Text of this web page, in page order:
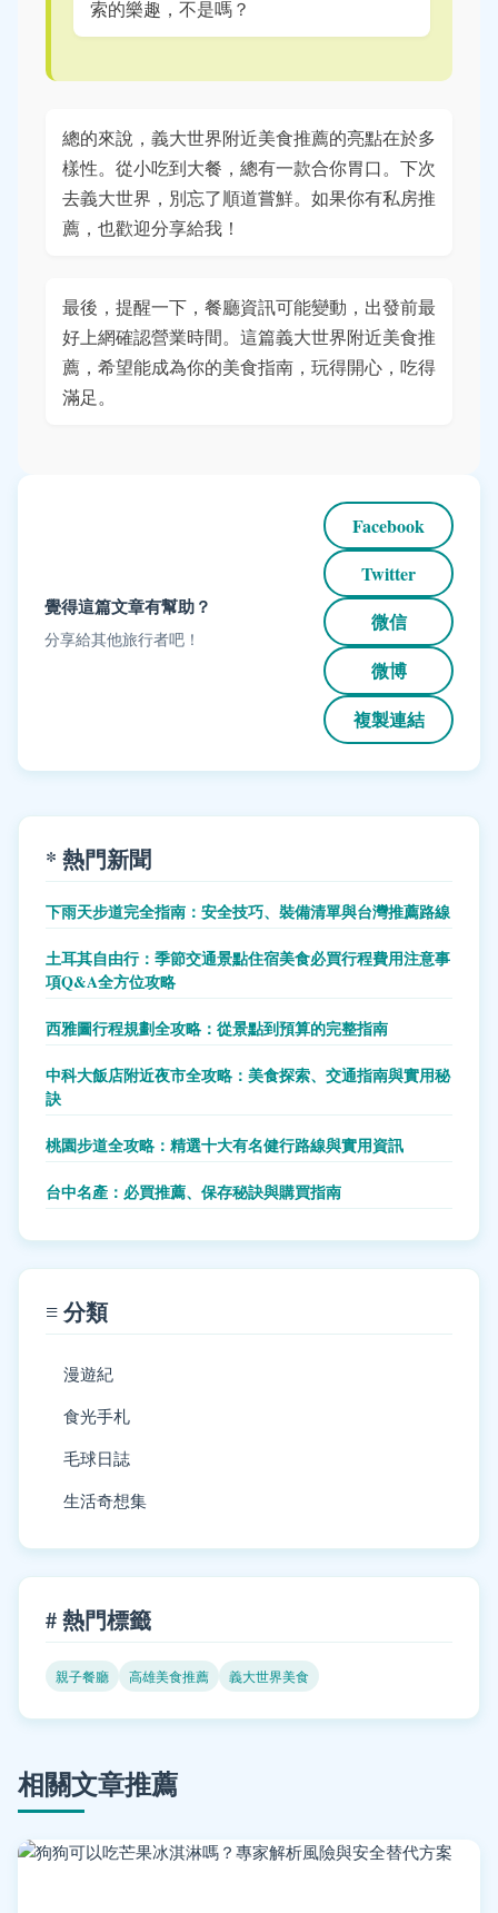
索的樂趣，不是嗎？
總的來說，義大世界附近美食推薦的亮點在於多
樣性。從小吃到大餐，總有一款合你胃口。下次
去義大世界，別忘了順道嘗鮮。如果你有私房推
薦，也歡迎分享給我！
最後，提醒一下，餐廳資訊可能變動，出發前最
好上網確認營業時間。這篇義大世界附近美食推
薦，希望能成為你的美食指南，玩得開心，吃得
滿足。
覺得這篇文章有幫助？
分享給其他旅行者吧！
Facebook
Twitter
微信
微博
複製連結
* 熱門新聞
下雨天步道完全指南：安全技巧、裝備清單與台灣推薦路線
土耳其自由行：季節交通景點住宿美食必買行程費用注意事
項Q&A全方位攻略
西雅圖行程規劃全攻略：從景點到預算的完整指南
中科大飯店附近夜市全攻略：美食探索、交通指南與實用秘
訣
桃園步道全攻略：精選十大有名健行路線與實用資訊
台中名產：必買推薦、保存秘訣與購買指南
≡ 分類
漫遊紀
食光手札
毛球日誌
生活奇想集
# 熱門標籤
親子餐廳 高雄美食推薦 義大世界美食
相關文章推薦